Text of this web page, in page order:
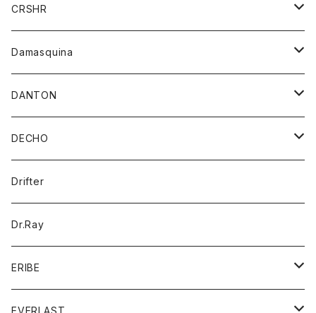
バンダナ
トレーナー
パーカー
Tシャツ
パーカー
ジャケット
ジャケット
ワンピース
ブラウス
CRSHR
キャップ
Damasquina
ウォレット
カードケース
バッグ
DANTON
アウター
コート
ジャケット
アクセサリー
バッグ
キッズ
シャツ
Tシャツ
グッズ
帽子
トップス
DECHO
帽子
Drifter
Dr.Ray
ERIBE
ニット
EVERLAST